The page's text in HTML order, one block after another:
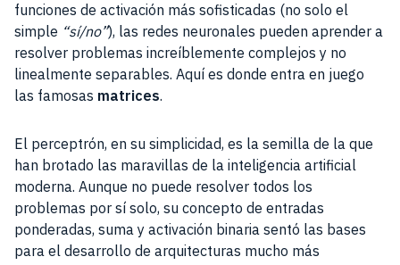
funciones de activación más sofisticadas (no solo el
simple “sí/no”), las redes neuronales pueden aprender a
resolver problemas increíblemente complejos y no
linealmente separables. Aquí es donde entra en juego
las famosas matrices.
El perceptrón, en su simplicidad, es la semilla de la que
han brotado las maravillas de la inteligencia artificial
moderna. Aunque no puede resolver todos los
problemas por sí solo, su concepto de entradas
ponderadas, suma y activación binaria sentó las bases
para el desarrollo de arquitecturas mucho más